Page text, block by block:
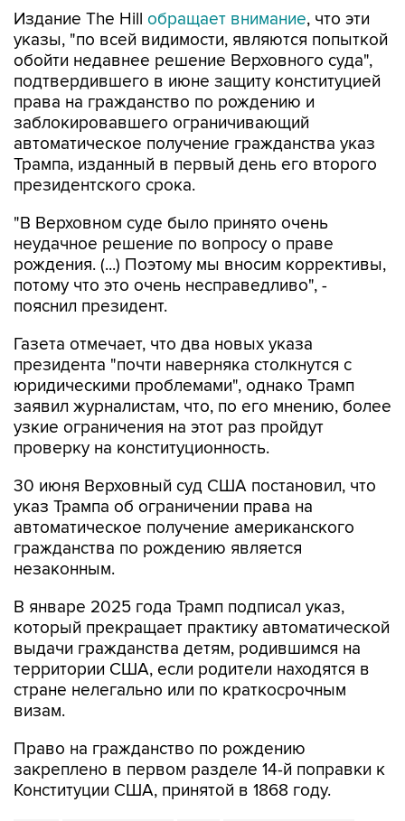
Издание The Hill обращает внимание, что эти
указы, "по всей видимости, являются попыткой
обойти недавнее решение Верховного суда",
подтвердившего в июне защиту конституцией
права на гражданство по рождению и
заблокировавшего ограничивающий
автоматическое получение гражданства указ
Трампа, изданный в первый день его второго
президентского срока.
"В Верховном суде было принято очень
неудачное решение по вопросу о праве
рождения. (...) Поэтому мы вносим коррективы,
потому что это очень несправедливо", -
пояснил президент.
Газета отмечает, что два новых указа
президента "почти наверняка столкнутся с
юридическими проблемами", однако Трамп
заявил журналистам, что, по его мнению, более
узкие ограничения на этот раз пройдут
проверку на конституционность.
30 июня Верховный суд США постановил, что
указ Трампа об ограничении права на
автоматическое получение американского
гражданства по рождению является
незаконным.
В январе 2025 года Трамп подписал указ,
который прекращает практику автоматической
выдачи гражданства детям, родившимся на
территории США, если родители находятся в
стране нелегально или по краткосрочным
визам.
Право на гражданство по рождению
закреплено в первом разделе 14-й поправки к
Конституции США, принятой в 1868 году.